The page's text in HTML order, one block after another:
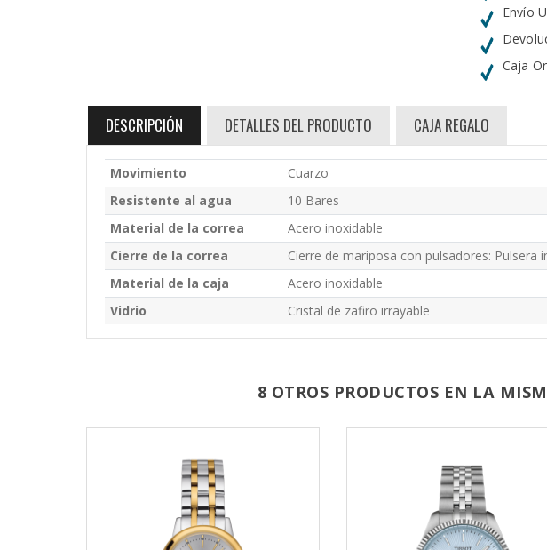
Envío
Caja
DESCRIPCIÓN DETALLES DEL PRODUCTO CAJA REGALO
Movimiento
Cuarzo
Resistente al agua
10 Bares
Material de la correa
Acero inoxidable
Cierre de la correa
Cierre de mariposa con pulsadores: Pulsera
Material de la caja
Acero inoxidable
Vidrio
Cristal de zafiro irrayable
8 OTROS PRODUCTOS EN LA